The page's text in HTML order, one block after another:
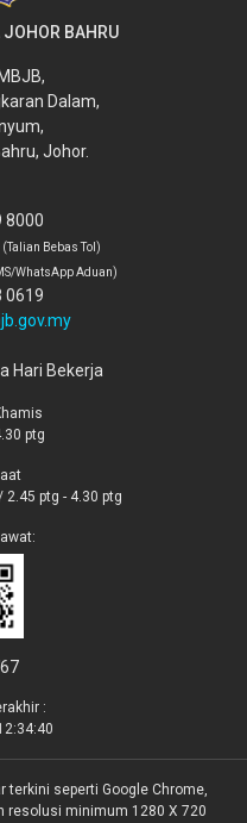
BAHRU
Dalam,
Johor.
8000
(Talian Bebas Tol)
WhatsApp Aduan)
0619
Hari Bekerja
ptg
ptg - 4.30 ptg
:
terkini seperti Google Chrome,
resolusi minimum 1280 X 720